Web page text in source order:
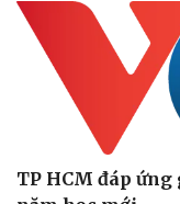
TP HCM đáp